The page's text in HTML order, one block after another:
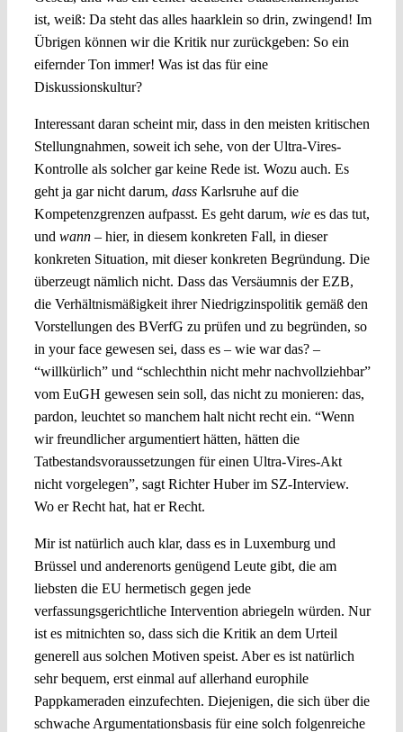
ist, weiß: Da steht das alles haarklein so drin, zwingend! Im
Übrigen können wir die Kritik nur zurückgeben: So ein
eifernder Ton immer! Was ist das für eine
Diskussionskultur?
Interessant daran scheint mir, dass in den meisten kritischen
Stellungnahmen, soweit ich sehe, von der Ultra-Vires-
Kontrolle als solcher gar keine Rede ist. Wozu auch. Es
geht ja gar nicht darum, dassKarlsruhe auf die
Kompetenzgrenzen aufpasst. Es geht darum, wiees das tut,
und wann– hier, in diesem konkreten Fall, in dieser
konkreten Situation, mit dieser konkreten Begründung. Die
überzeugt nämlich nicht. Dass das Versäumnis der EZB,
die Verhältnismäßigkeit ihrer Niedrigzinspolitik gemäß den
Vorstellungen des BVerfG zu prüfen und zu begründen, so
in your face gewesen sei, dass es – wie war das? –
“willkürlich” und “schlechthin nicht mehr nachvollziehbar”
vom EuGH gewesen sein soll, das nicht zu monieren: das,
pardon, leuchtet so manchem halt nicht recht ein. “Wenn
wir freundlicher argumentiert hätten, hätten die
Tatbestandsvoraussetzungen für einen Ultra-Vires-Akt
nicht vorgelegen”, sagt Richter Huber im SZ-Interview.
Wo er Recht hat, hat er Recht.
Mir ist natürlich auch klar, dass es in Luxemburg und
Brüssel und anderenorts genügend Leute gibt, die am
liebsten die EU hermetisch gegen jede
verfassungsgerichtliche Intervention abriegeln würden. Nur
ist es mitnichten so, dass sich die Kritik an dem Urteil
generell aus solchen Motiven speist. Aber es ist natürlich
sehr bequem, erst einmal auf allerhand europhile
Pappkameraden einzufechten. Diejenigen, die sich über die
schwache Argumentationsbasis für eine solch folgenreiche